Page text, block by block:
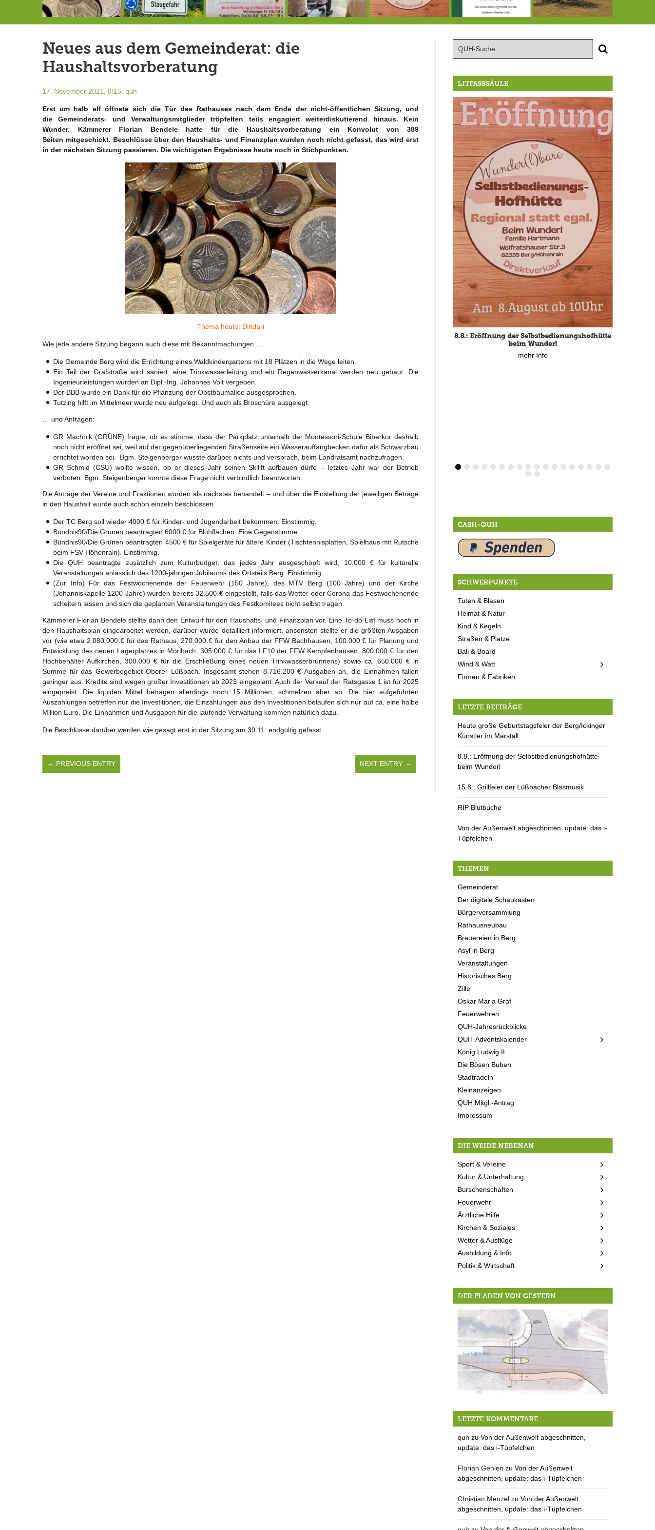
Neues aus dem Gemeinderat: die
Haushaltsvorberatung
17. November 2021, 0:15, quh
Erst um halb elf öffnete sich die Tür des Rathauses nach dem Ende der nicht-öffentlichen Sitzung, und
dieGemeinderats- und Verwaltungsmitglieder tröpfelten teils engagiert weiterdiskutierend hinaus. Kein
Wunder. Kämmerer Florian Bendele hatte für die Haushaltsvorberatung ein Konvolut von 389
Seiten mitgeschickt. Beschlüsse über den Haushalts- und Finanzplan wurden noch nicht gefasst, das wird erst
in der nächsten Sitzung passieren. Die wichtigsten Ergebnisse heute noch in Stichpunkten.
Thema heute: Diridari
Wie jede andere Sitzung begann auch diese mit Bekanntmachungen …
Die Gemeinde Berg wird die Errichtung eines Waldkindergartens mit 18 Plätzen in die Wege leiten.
Ein Teil der Grafstraße wird saniert, eine Trinkwasserleitung und ein Regenwasserkanal werden neu gebaut. Die
Ingenieurleistungen wurden an Dipl.-Ing. Johannes Voit vergeben.
Der BBB wurde ein Dank für die Pflanzung der Obstbaumallee ausgesprochen.
Tutzing hilft im Mittelmeer wurde neu aufgelegt. Und auch als Broschüre ausgelegt.
… und Anfragen:
GR Machnik (GRÜNE) fragte, ob es stimme, dass der Parkplatz unterhalb der Montessori-Schule Biberkor deshalb
noch nicht eröffnet sei, weil auf der gegenüberliegenden Straßenseite ein Wasserauffangbecken dafür als Schwarzbau
errichtet worden sei. Bgm. Steigenberger wusste darüber nichts und versprach, beim Landratsamt nachzufragen.
GR Schmid (CSU) wollte wissen, ob er dieses Jahr seinen Skilift aufbauen dürfe – letztes Jahr war der Betrieb
verboten. Bgm. Steigenberger konnte diese Frage nicht verbindlich beantworten.
Die Anträge der Vereine und Fraktionen wurden als nächstes behandelt – und über die Einstellung der jeweiligen Beträge
in den Haushalt wurde auch schon einzeln beschlossen.
Der TC Berg soll wieder 4000 € für Kinder- und Jugendarbeit bekommen. Einstimmig.
Bündnis90/Die Grünen beantragten 6000 € für Blühflächen. Eine Gegenstimme.
Bündnis90/Die Grünen beantragten 4500 € für Spielgeräte für ältere Kinder (Tischtennisplatten, Spielhaus mit Rutsche
beim FSV Höhenrain). Einstimmig.
Die QUH beantragte zusätzlich zum Kulturbudget, das jedes Jahr ausgeschöpft wird, 10.000 € für kulturelle
Veranstaltungen anlässlich des 1200-jährigen Jubiläums des Ortsteils Berg. Einstimmig.
(Zur Info) Für das Festwochenende der Feuerwehr (150 Jahre), des MTV Berg (100 Jahre) und der Kirche
(Johanniskapelle 1200 Jahre) wurden bereits 32.500 € eingestellt, falls das Wetter oder Corona das Festwochenende
scheitern lassen und sich die geplanten Veranstaltungen des Festkomitees nicht selbst tragen.
Kämmerer Florian Bendele stellte dann den Entwurf für den Haushalts- und Finanzplan vor. Eine To-do-List muss noch in
den Haushaltsplan eingearbeitet werden, darüber wurde detailliert informiert, ansonsten stellte er die größten Ausgaben
vor (wie etwa 2.080.000 € für das Rathaus, 270.000 € für den Anbau der FFW Bachhausen, 100.000 € für Planung und
Entwicklung des neuen Lagerplatzes in Mörlbach, 305.000 € für das LF10 der FFW Kempfenhausen, 800.000 € für den
Hochbehälter Aufkirchen, 300.000 € für die Erschließung eines neuen Trinkwasserbrunnens) sowie ca. 650.000 € in
Summe für das Gewerbegebiet Oberer Lüßbach. Insgesamt stehen 8.716.200 € Ausgaben an, die Einnahmen fallen
geringer aus. Kredite sind wegen großer Investitionen ab 2023 eingeplant. Auch der Verkauf der Ratsgasse 1 ist für 2025
eingepreist. Die liquiden Mittel betragen allerdings noch 15 Millionen, schmelzen aber ab. Die hier aufgeführten
Auszahlungen betreffen nur die Investitionen, die Einzahlungen aus den Investitionen belaufen sich nur auf ca. eine halbe
Million Euro. Die Einnahmen und Ausgaben für die laufende Verwaltung kommen natürlich dazu.
Die Beschlüsse darüber werden wie gesagt erst in der Sitzung am 30.11. endgültig gefasst.
← PREVIOUS ENTRY NEXT ENTRY →
LITFASSSÄULE
8.8.: Eröffnung der Selbstbedienungshofhütte
beim Wunderl
mehr Info
CASH-QUH
SCHWERPUNKTE
Tuten & Blasen
Heimat & Natur
Kind & Kegeln
Straßen & Plätze
Ball & Board
Wind & Watt
Firmen & Fabriken
LETZTE BEITRÄGE
Heute große Geburtstagsfeier der Berg/Ickinger
Künstler im Marstall
8.8.: Eröffnung der Selbstbedienungshofhütte
beim Wunderl
15.8.: Grillfeier der Lüßbacher Blasmusik
RIP Blutbuche
Von der Außenwelt abgeschnitten, update: das i-
Tüpfelchen
THEMEN
Gemeinderat
Der digitale Schaukasten
Bürgerversammlung
Rathausneubau
Brauereien in Berg
Asyl in Berg
Veranstaltungen
Historisches Berg
Zille
Oskar Maria Graf
Feuerwehren
QUH-Jahresrückblicke
QUH-Adventskalender
König Ludwig II
Die Bösen Buben
Stadtradeln
Kleinanzeigen
QUH Mitgl.-Antrag
Impressum
DIE WEIDE NEBENAN
Sport & Vereine
Kultur & Unterhaltung
Burschenschaften
Feuerwehr
Ärztliche Hilfe
Kirchen & Soziales
Wetter & Ausflüge
Ausbildung & Info
Politik & Wirtschaft
DER FLADEN VON GESTERN
LETZTE KOMMENTARE
quh zuVon der Außenwelt abgeschnitten,
update: das i-Tüpfelchen
Florian Gehlen zuVon der Außenwelt
abgeschnitten, update: das i-Tüpfelchen
Christian Menzel zuVon der Außenwelt
abgeschnitten, update: das i-Tüpfelchen